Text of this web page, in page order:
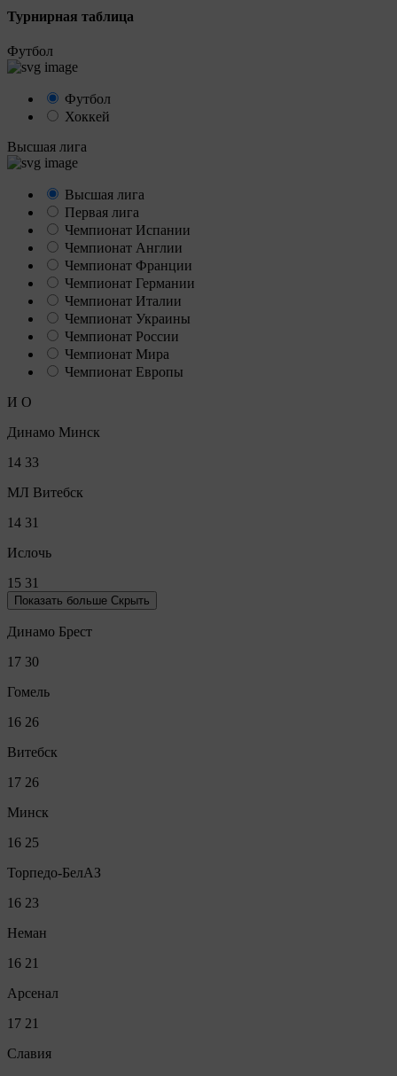
Турнирная таблица
Футбол
Футбол
Хоккей
Высшая лига
Высшая лига
Первая лига
Чемпионат Испании
Чемпионат Англии
Чемпионат Франции
Чемпионат Германии
Чемпионат Италии
Чемпионат Украины
Чемпионат России
Чемпионат Мира
Чемпионат Европы
И О
Динамо Минск
14 33
МЛ Витебск
14 31
Ислочь
15 31
Показать больше Скрыть
Динамо Брест
17 30
Гомель
16 26
Витебск
17 26
Минск
16 25
Торпедо-БелАЗ
16 23
Неман
16 21
Арсенал
17 21
Славия